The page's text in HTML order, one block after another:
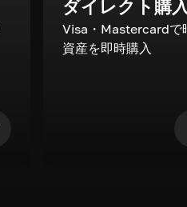
ダイレクト購
Visa・Mastercardで
資産を即時購入